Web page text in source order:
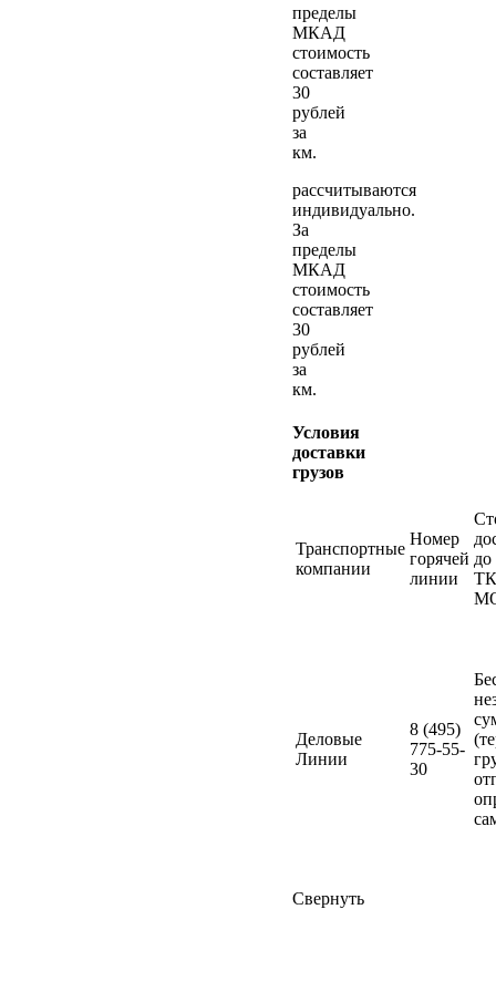
пределы
МКАД
стоимость
составляет
30
рублей
за
км.
рассчитываются
индивидуально.
За
пределы
МКАД
стоимость
составляет
30
рублей
за
км.
Условия
доставки
грузов
Транспортные
компании
Номер
горячей
линии
до
Деловые
Линии
8 (495)
775-55-
30
Свернуть